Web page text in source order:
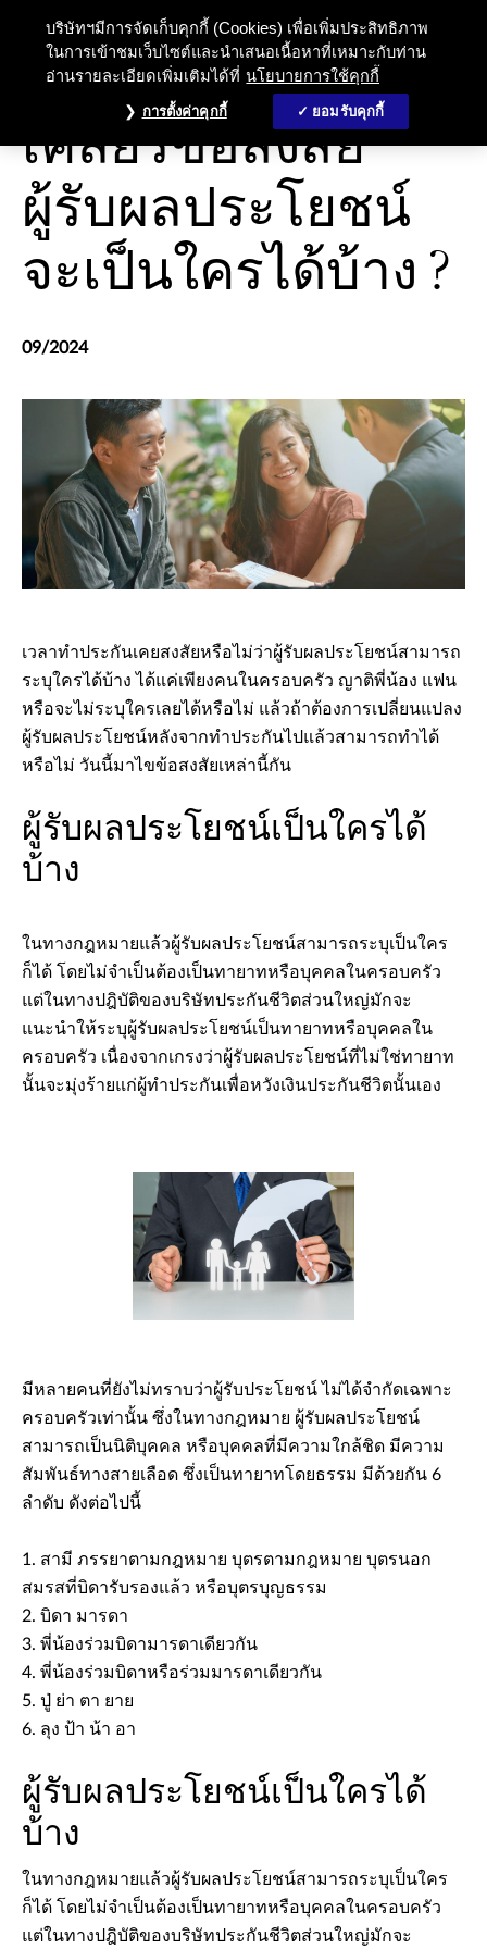
เคลียร์ข้อสงสัย ผู้รับผลประโยชน์จ
การดูแลสุขภาพและความเป็นอยู่ที่ดี
เคลียร์ข้อสงสัย
ผู้รับผลประโยชน์
จะเป็นใครได้บ้าง ?
09/2024
เวลาทำประกันเคยสงสัยหรือไม่ว่าผู้รับผลประโยชน์สามารถ
ระบุใครได้บ้าง ได้แค่เพียงคนในครอบครัว ญาติพี่น้อง แฟน
หรือจะไม่ระบุใครเลยได้หรือไม่ แล้วถ้าต้องการเปลี่ยนแปลง
ผู้รับผลประโยชน์หลังจากทำประกันไปแล้วสามารถทำได้
หรือไม่ วันนี้มาไขข้อสงสัยเหล่านี้กัน
ผู้รับผลประโยชน์เป็นใครได้
บ้าง
ในทางกฎหมายแล้วผู้รับผลประโยชน์สามารถระบุเป็นใคร
ก็ได้ โดยไม่จำเป็นต้องเป็นทายาทหรือบุคคลในครอบครัว
แต่ในทางปฎิบัติของบริษัทประกันชีวิตส่วนใหญ่มักจะ
แนะนำให้ระบุผู้รับผลประโยชน์เป็นทายาทหรือบุคคลใน
ครอบครัว เนื่องจากเกรงว่าผู้รับผลประโยชน์ที่ไม่ใช่ทายาท
นั้นจะมุ่งร้ายแก่ผู้ทำประกันเพื่อหวังเงินประกันชีวิตนั้นเอง
มีหลายคนที่ยังไม่ทราบว่าผู้รับประโยชน์ ไม่ได้จำกัดเฉพาะ
ครอบครัวเท่านั้น ซึ่งในทางกฎหมาย ผู้รับผลประโยชน์
สามารถเป็นนิติบุคคล หรือบุคคลที่มีความใกล้ชิด มีความ
สัมพันธ์ทางสายเลือด ซึ่งเป็นทายาทโดยธรรม มีด้วยกัน 6
ลำดับ ดังต่อไปนี้
1. สามี ภรรยาตามกฎหมาย บุตรตามกฎหมาย บุตรนอก
สมรสที่บิดารับรองแล้ว หรือบุตรบุญธรรม
2. บิดา มารดา
3. พี่น้องร่วมบิดามารดาเดียวกัน
4. พี่น้องร่วมบิดาหรือร่วมมารดาเดียวกัน
5. ปู่ ย่า ตา ยาย
6. ลุง ป้า น้า อา
ผู้รับผลประโยชน์เป็นใครได้
บ้าง
ในทางกฎหมายแล้วผู้รับผลประโยชน์สามารถระบุเป็นใคร
ก็ได้ โดยไม่จำเป็นต้องเป็นทายาทหรือบุคคลในครอบครัว
แต่ในทางปฎิบัติของบริษัทประกันชีวิตส่วนใหญ่มักจะ
บริษัทฯมีการจัดเก็บคุกกี้ (Cookies) เพื่อเพิ่มประสิทธิภาพ
ในการเข้าชมเว็บไซต์และนำเสนอเนื้อหาที่เหมาะกับท่าน
อ่านรายละเอียดเพิ่มเติมได้ที่ นโยบายการใช้คุกกี้
การตั้งค่าคุกกี้ ยอมรับคุกกี้